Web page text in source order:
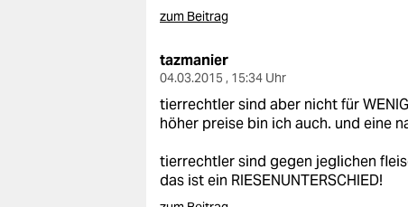
zum Beitrag
tazmanier
04.03.2015 , 15:34 Uhr
tierrechtler sind aber nicht für
höher preise bin ich auch. und eine
tierrechtler sind gegen jeglichen
das ist ein RIESENUNTERSCHIED!